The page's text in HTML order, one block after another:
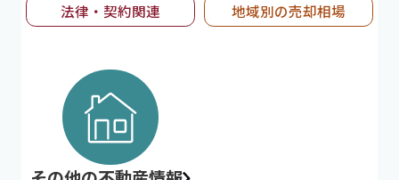
法律・契約関連
地域別の売却相場